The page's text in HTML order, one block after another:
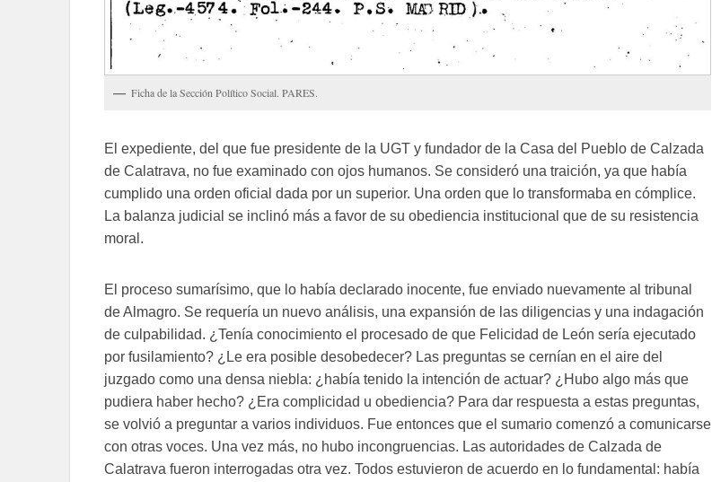
Ficha de la Sección Político Social. PARES.
El expediente, del que fue presidente de la UGT y fundador de la Casa del Pueblo de Calzada
de Calatrava, no fue examinado con ojos humanos. Se consideró una traición, ya que había
cumplido una orden oficial dada por un superior. Una orden que lo transformaba en cómplice.
La balanza judicial se inclinó más a favor de su obediencia institucional que de su resistencia
moral.
El proceso sumarísimo, que lo había declarado inocente, fue enviado nuevamente al tribunal
de Almagro. Se requería un nuevo análisis, una expansión de las diligencias y una indagación
de culpabilidad. ¿Tenía conocimiento el procesado de que Felicidad de León sería ejecutado
por fusilamiento? ¿Le era posible desobedecer? Las preguntas se cernían en el aire del
juzgado como una densa niebla: ¿había tenido la intención de actuar? ¿Hubo algo más que
pudiera haber hecho? ¿Era complicidad u obediencia? Para dar respuesta a estas preguntas,
se volvió a preguntar a varios individuos. Fue entonces que el sumario comenzó a comunicarse
con otras voces. Una vez más, no hubo incongruencias. Las autoridades de Calzada de
Calatrava fueron interrogadas otra vez. Todos estuvieron de acuerdo en lo fundamental: había